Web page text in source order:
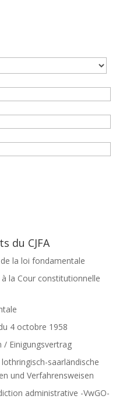
du CJFA
de la loi fondamentale
à la Cour constitutionnelle
4 octobre 1958
/ Einigungsvertrag
lothringisch-saarländische
und Verfahrensweisen
administrative -VwGO-